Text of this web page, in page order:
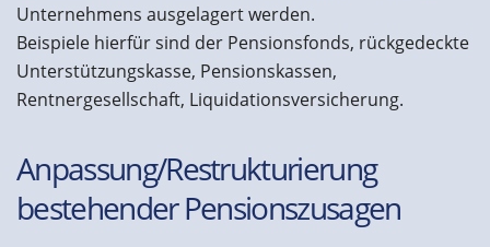
Unternehmens ausgelagert werden.
Beispiele hierfür sind der Pensionsfonds, rückgedeckte
Unterstützungskasse, Pensionskassen,
Rentnergesellschaft, Liquidationsversicherung.
Anpassung/Restrukturierung
bestehender Pensionszusagen